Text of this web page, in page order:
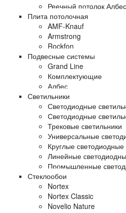
Реечный потолок Албес
Плита потолочная
AMF-Knauf
Armstrong
Rockfon
Подвесные системы
Grand Line
Комплектующие
Албес
Светильники
Светодиодные
Светодиодные
Трековые светильники
Универсальные
Круглые светодиодные
Линейные
Промышленные
Стеклообои
Nortex
Nortex Classic
Novelio Nature